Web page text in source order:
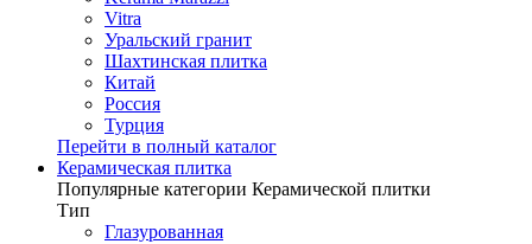
Vitra
Уральский гранит
Шахтинская плитка
Китай
Россия
Турция
Перейти в полный каталог
Керамическая плитка
Популярные категории Керамической плитки
Тип
Глазурованная